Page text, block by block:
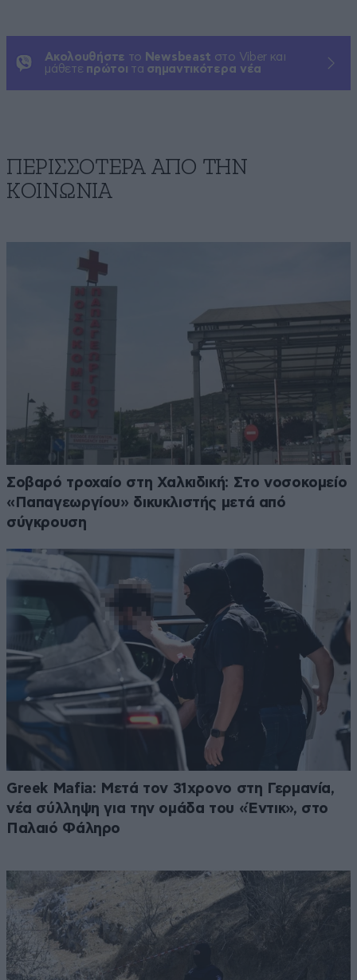
Ακολουθήστε το Newsbeast στο Viber και
μάθετε πρώτοι τα σημαντικότερα νέα
ΠΕΡΙΣΣΟΤΕΡΑ ΑΠΟ ΤΗΝ
ΚΟΙΝΩΝΙΑ
Σοβαρό τροχαίο στη Χαλκιδική: Στο νοσοκομείο
«Παπαγεωργίου» δικυκλιστής μετά από
σύγκρουση
Greek Mafia: Μετά τον 31χρονο στη Γερμανία,
νέα σύλληψη για την ομάδα του «Έντικ», στο
Παλαιό Φάληρο